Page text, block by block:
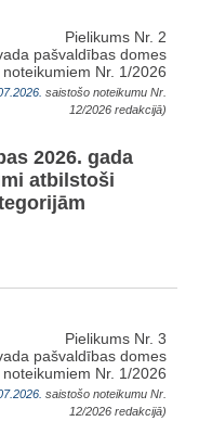
Pielikums Nr. 2
pašvaldības domes
Nr. 1/2026
saistošo noteikumu Nr.
12/2026 redakcijā)
2026. gada
atbilstoši
Pielikums Nr. 3
pašvaldības domes
Nr. 1/2026
saistošo noteikumu Nr.
12/2026 redakcijā)